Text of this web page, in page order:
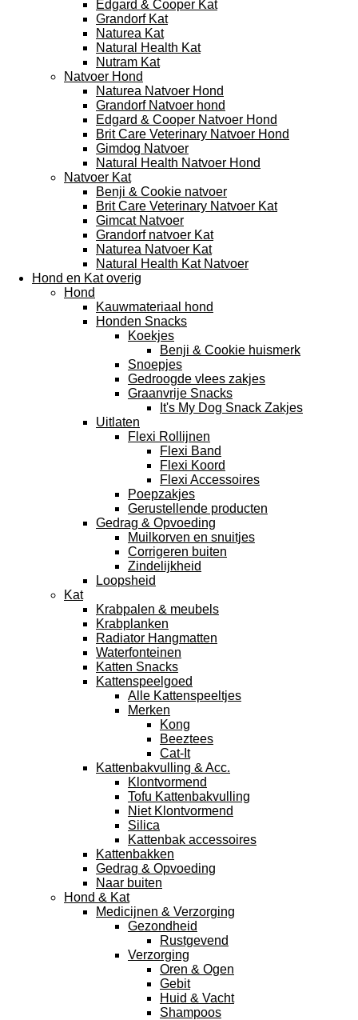
Edgard & Cooper Kat
Grandorf Kat
Naturea Kat
Natural Health Kat
Nutram Kat
Natvoer Hond
Naturea Natvoer Hond
Grandorf Natvoer hond
Edgard & Cooper Natvoer Hond
Brit Care Veterinary Natvoer Hond
Gimdog Natvoer
Natural Health Natvoer Hond
Natvoer Kat
Benji & Cookie natvoer
Brit Care Veterinary Natvoer Kat
Gimcat Natvoer
Grandorf natvoer Kat
Naturea Natvoer Kat
Natural Health Kat Natvoer
Hond en Kat overig
Hond
Kauwmateriaal hond
Honden Snacks
Koekjes
Benji & Cookie huismerk
Snoepjes
Gedroogde vlees zakjes
Graanvrije Snacks
It's My Dog Snack Zakjes
Uitlaten
Flexi Rollijnen
Flexi Band
Flexi Koord
Flexi Accessoires
Poepzakjes
Gerustellende producten
Gedrag & Opvoeding
Muilkorven en snuitjes
Corrigeren buiten
Zindelijkheid
Loopsheid
Kat
Krabpalen & meubels
Krabplanken
Radiator Hangmatten
Waterfonteinen
Katten Snacks
Kattenspeelgoed
Alle Kattenspeeltjes
Merken
Kong
Beeztees
Cat-It
Kattenbakvulling & Acc.
Klontvormend
Tofu Kattenbakvulling
Niet Klontvormend
Silica
Kattenbak accessoires
Kattenbakken
Gedrag & Opvoeding
Naar buiten
Hond & Kat
Medicijnen & Verzorging
Gezondheid
Rustgevend
Verzorging
Oren & Ogen
Gebit
Huid & Vacht
Shampoos